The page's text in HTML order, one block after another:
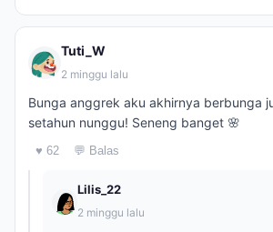
Tuti_W
2 minggu lalu
Bunga anggrek aku akhirnya berbunga
setahun nunggu! Seneng banget 🌸
♥ 62 💬 Balas
Lilis_22
2 minggu lalu